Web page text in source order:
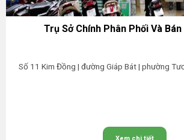
Trụ Sở Chính Phân Phối Và Bán
Số 11 Kim Đồng | đường Giáp Bát | phường